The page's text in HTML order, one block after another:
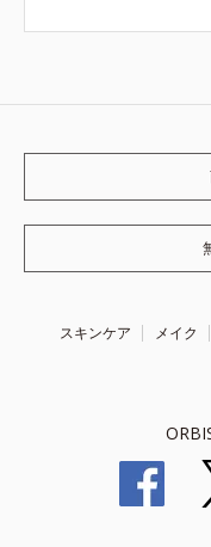
スキンケア メイク